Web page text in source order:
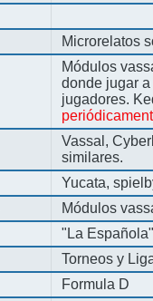
Microrelatos
Módulos
donde jugar
jugadores.
Vassal,
similares.
Yucata,
Módulos
"La
Torneos y
Formula D